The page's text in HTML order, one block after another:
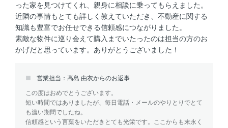
った家を見つけてくれ、親身に相談に乗ってもらえました。
近隣の事情もとても詳しく教えていただき、不動産に関する
知識も豊富でお任せできる信頼感につながりました。
素敵な物件に巡り会えて購入までいたったのは担当の方のお
かげだと思っています。ありがとうございました！
営業担当：高島 由衣からのお返事
この度はおめでとうございます。
短い時間ではありましたが、毎日電話・メールのやりとりでとて
も濃い期間でしたね。
信頼感という言葉をいただきとても光栄です。ここからも末永く